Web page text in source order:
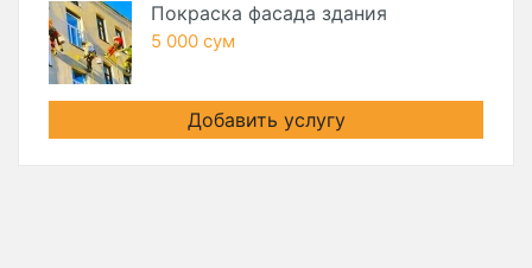
Покраска фасада здания
5 000 сум
Добавить услугу